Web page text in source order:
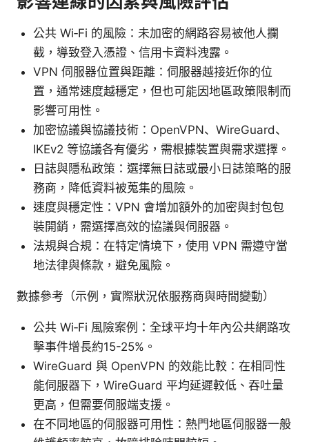
公共 Wi‑Fi 的風險：未加密的網路容易被他人攔
截，導致登入憑證、信用卡資料洩露。
VPN 伺服器位置與距離：伺服器越接近你的位
置，通常速度越穩定，但也可能因地區政策限制而
影響可用性。
加密協議與協議技術：OpenVPN、WireGuard、
IKEv2 等協議各有優劣，需根據裝置與需求選擇。
日誌與隱私政策：選擇無日誌或最小日誌策略的服
務商，降低資料被蒐集的風險。
速度與穩定性：VPN 會增加額外的加密與封包包
裝開銷，需選擇高效的協議與伺服器。
法規與合規：在特定情境下，使用 VPN 需遵守當
地法律與條款，避免風險。
數據參考（示例，實際狀況依服務商與時間變動）
公共 Wi‑Fi 風險案例：全球平均十年內公共網路攻
擊事件增長約15-25%。
WireGuard 與 OpenVPN 的效能比較：在相同性
能伺服器下，WireGuard 平均延遲較低、吞吐量
更高，但需要伺服端支援。
在不同地區的伺服器可用性：熱門地區伺服器一般